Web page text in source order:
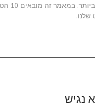
לאתר
שלנו.
נגיש